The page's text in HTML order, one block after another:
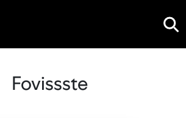
Fovissste